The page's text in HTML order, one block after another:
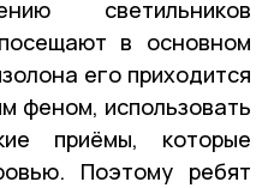
светильников
в основном
его приходится
феном, использовать
приёмы, которые
Поэтому ребят